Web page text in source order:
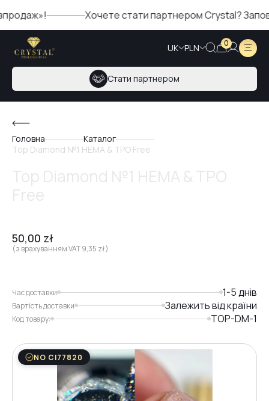
Хочете стати партнером Crystal? Заповніть
UK PLN 0
Стати партнером
Головна
Каталог
Top Diamond №1 HEMA & TPO Free
50,00 zł
(з врахуванням VAT9,35 zł)
Час доставки 1-5 днів
Вартість доставки Залежить від країни
Код товару: TOP-DM-1
NO CI77820